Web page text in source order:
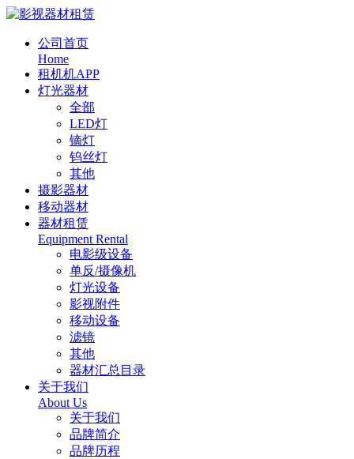
公司首页
Home
租机机APP
灯光器材
全部
LED灯
镝灯
钨丝灯
其他
摄影器材
移动器材
器材租赁
Equipment Rental
电影级设备
单反/摄像机
灯光设备
影视附件
移动设备
滤镜
其他
器材汇总目录
关于我们
About Us
关于我们
品牌简介
品牌历程